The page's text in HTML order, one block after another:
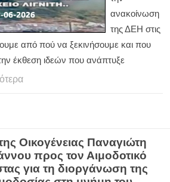
ανακοίνωση
της ΔΕΗ στις
από πού να ξεκινήσουμε και που
έκθεση ιδεών που ανάπτυξε
Οικογένειας Παναγιώτη
προς τον Αιμοδοτικό
για τη διοργάνωση της